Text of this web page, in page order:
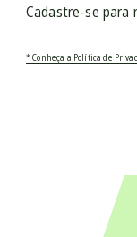
Cadastre-se para
* Conheça a Política de